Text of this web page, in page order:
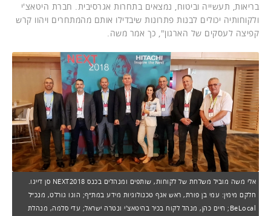
בריאות, תעשייה וביטוח, נמצאים בתחרות אגרסיבית. חברת היטאצ'י
ולקוחותיה יכולים לבנות פתרונות שיבדילו אותם מהמתחרים ויהוו קרש
קפיצה לעסקים של הארגון", כך אמר משה.
אלי משה מוביל משלחת של לקוחות, שותפים ומנהלים בכנס NEXT2018 סן דייגו.
חלקם מימין: עמי בן פורת, ראש אגף טכנולוגיות מידע במת״ף; הוגו גורלט, מנכ״ל
BeLocal; חיים כהן, מנהל לקוח בכיר בהיטאצ'י ונטרה ישראל; עדי סלמה, מנהלת